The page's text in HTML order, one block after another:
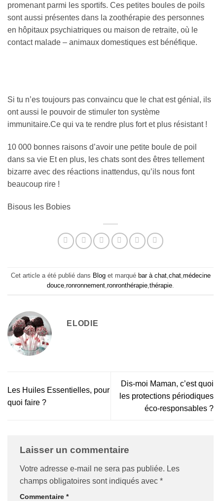
promenant parmi les sportifs. Ces petites boules de poils
sont aussi présentes dans la zoothérapie des personnes
en hôpitaux psychiatriques ou maison de retraite, où le
contact malade – animaux domestiques est bénéfique.
Si tu n’es toujours pas convaincu que le chat est génial, ils
ont aussi le pouvoir de stimuler ton système
immunitaire.Ce qui va te rendre plus fort et plus résistant !
10 000 bonnes raisons d’avoir une petite boule de poil
dans sa vie Et en plus, les chats sont des êtres tellement
bizarre avec des réactions inattendus, qu’ils nous font
beaucoup rire !
Bisous les Bobies
Cet article a été publié dans Bloget marqué bar à chat,chat,médecine
douce,ronronnement,ronronthérapie,thérapie.
ELODIE
Les Huiles Essentielles, pour
quoi faire ?
Dis-moi Maman, c’est quoi
les protections périodiques
éco-responsables ?
Laisser un commentaire
Votre adresse e-mail ne sera pas publiée. Les
champs obligatoires sont indiqués avec *
Commentaire *